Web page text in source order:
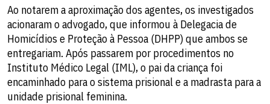
Ao notarem a aproximação dos agentes, os investigados
acionaram o advogado, que informou à Delegacia de
Homicídios e Proteção à Pessoa (DHPP) que ambos se
entregariam. Após passarem por procedimentos no
Instituto Médico Legal (IML), o pai da criança foi
encaminhado para o sistema prisional e a madrasta para a
unidade prisional feminina.